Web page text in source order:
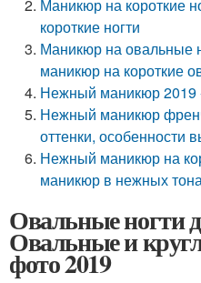
Маникюр на короткие
короткие ногти
Маникюр на овальные
маникюр на короткие
Нежный маникюр 2019
Нежный маникюр
оттенки, особенности
Нежный маникюр на
маникюр в нежных
Овальные ногти
Овальные и
фото 2019